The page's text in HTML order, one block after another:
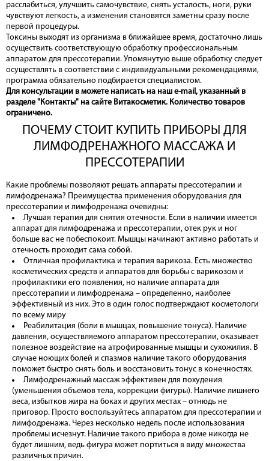
расслабиться, улучшить самочувствие, снять усталость, ноги, руки
чувствуют легкость, а изменения становятся заметны сразу после
первой процедуры.
Токсины выходят из организма в ближайшее время, достаточно лишь
осуществить соответствующую обработку профессиональным
аппаратом для прессотерапии. Упомянутую выше обработку следует
осуществлять в соответствии с индивидуальными рекомендациями,
программа обязательно подбирается специалистом.
Для консультации в можете написать на наш e-mail, указанный в
разделе "Контакты" на сайте Витакосметик. Количество товаров
ограничено.
ПОЧЕМУ СТОИТ КУПИТЬ ПРИБОРЫ ДЛЯ
ЛИМФОДРЕНАЖНОГО МАССАЖА И
ПРЕССОТЕРАПИИ
Какие проблемы позволяют решать аппараты прессотерапии и
лимфодренажа? Преимущества применения оборудования для
прессотерапии и лимфодренажа очевидны:
Лучшая терапия для снятия отечности. Если в наличии имеется
аппарат для лимфодренажа и прессотерапии, отек рук и ног
больше вас не побеспокоит. Мышцы начинают активно работать и
отечность проходит сама собой.
Отличная профилактика и терапия варикоза. Есть множество
косметических средств и аппаратов для борьбы с варикозом и
профилактики его появления, но наличие аппарата для
прессотерапии и лимфодренажа – определенно, наиболее
эффективный из них. Это в один голос подтверждают косметологи
по всему миру
Реабилитация (боли в мышцах, повышение тонуса). Наличие
давления, осуществляемого аппаратом прессотерапии, оказывает
полезное воздействие на атрофированные мышцы и сухожилия. В
случае ноющих болей и спазмов наличие такого оборудования
поможет быстро снять боль и восстановить тонус в конечностях.
Лимфодренажный массаж эффективен для похудения
(уменьшения объемов тела, коррекции фигуры). Наличие лишнего
веса, избытков жира на боках и других местах – отнюдь не
приговор. Просто воспользуйтесь аппаратом для прессотерапии и
лимфодренажа. Через несколько недель после использования
проблемы исчезнут. Наличие такого прибора в доме никогда не
будет лишним, ведь фигура может портиться в виду множества
различных причин.